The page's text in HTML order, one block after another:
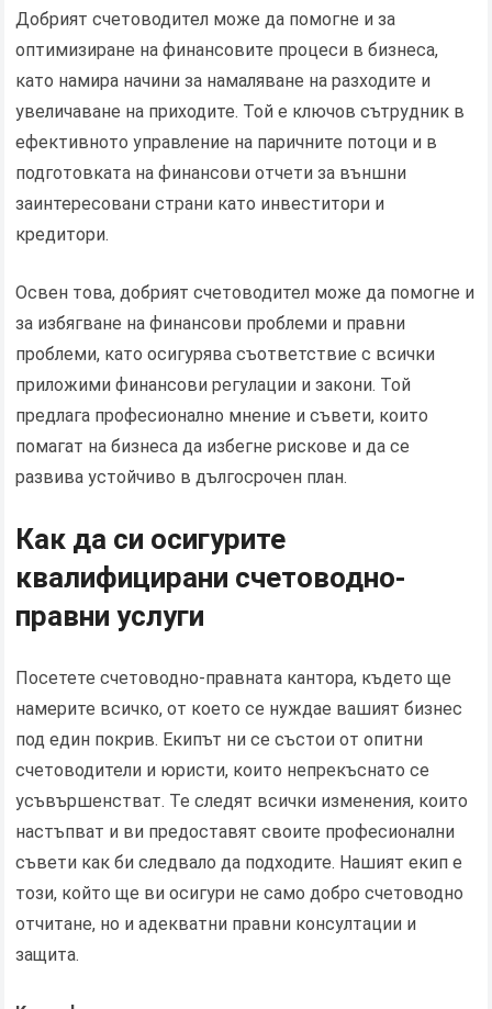
Добрият счетоводител може да помогне и за
оптимизиране на финансовите процеси в бизнеса,
като намира начини за намаляване на разходите и
увеличаване на приходите. Той е ключов сътрудник в
ефективното управление на паричните потоци и в
подготовката на финансови отчети за външни
заинтересовани страни като инвеститори и
кредитори.
Освен това, добрият счетоводител може да помогне и
за избягване на финансови проблеми и правни
проблеми, като осигурява съответствие с всички
приложими финансови регулации и закони. Той
предлага професионално мнение и съвети, които
помагат на бизнеса да избегне рискове и да се
развива устойчиво в дългосрочен план.
Как да си осигурите
квалифицирани счетоводно-
правни услуги
Посетете счетоводно-правната кантора, където ще
намерите всичко, от което се нуждае вашият бизнес
под един покрив. Екипът ни се състои от опитни
счетоводители и юристи, които непрекъснато се
усъвършенстват. Те следят всички изменения, които
настъпват и ви предоставят своите професионални
съвети как би следвало да подходите. Нашият екип е
този, който ще ви осигури не само добро счетоводно
отчитане, но и адекватни правни консултации и
защита.